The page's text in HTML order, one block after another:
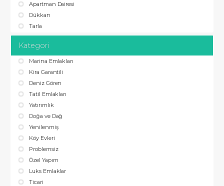
Apartman Dairesi
Dükkan
Tarla
Kategori
Marina Emlakları
Kira Garantili
Deniz Gören
Tatil Emlakları
Yatırımlık
Doğa ve Dağ
Yenilenmiş
Köy Evleri
Problemsiz
Özel Yapım
Luks Emlaklar
Ticari